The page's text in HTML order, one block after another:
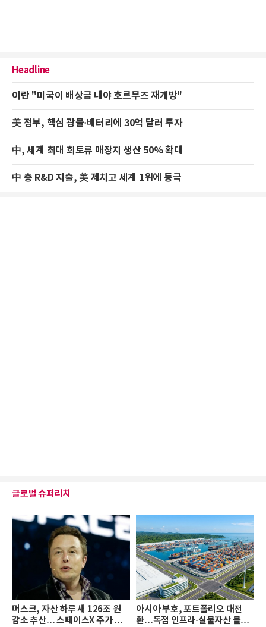
Headline
이란 "미국이 배상금 내야 호르무즈 재개방"
美 정부, 핵심 광물·배터리에 30억 달러 투자
中, 세계 최대 희토류 매장지 생산 50% 확대
中 총 R&D 지출, 美 제치고 세계 1위에 등극
글로벌 슈퍼리치
머스크, 자산 하루 새 126조 원
감소 추산… 스페이스X 주가 하
아시아 부호, 포트폴리오 대전
환…독점 인프라·실물자산 몰린